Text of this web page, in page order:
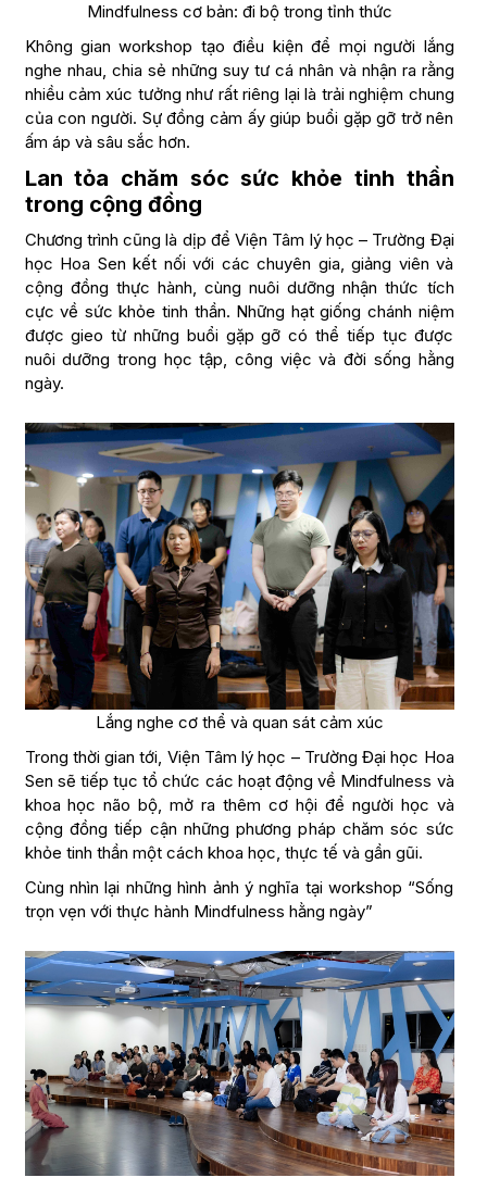
Mindfulness cơ bản: đi bộ trong tỉnh thức
Không gian workshop tạo điều kiện để mọi người lắng
nghe nhau, chia sẻ những suy tư cá nhân và nhận ra rằng
nhiều cảm xúc tưởng như rất riêng lại là trải nghiệm chung
của con người. Sự đồng cảm ấy giúp buổi gặp gỡ trở nên
ấm áp và sâu sắc hơn.
Lan tỏa chăm sóc sức khỏe tinh thần
trong cộng đồng
Chương trình cũng là dịp để Viện Tâm lý học – Trường Đại
học Hoa Sen kết nối với các chuyên gia, giảng viên và
cộng đồng thực hành, cùng nuôi dưỡng nhận thức tích
cực về sức khỏe tinh thần. Những hạt giống chánh niệm
được gieo từ những buổi gặp gỡ có thể tiếp tục được
nuôi dưỡng trong học tập, công việc và đời sống hằng
ngày.
Lắng nghe cơ thể và quan sát cảm xúc
Trong thời gian tới, Viện Tâm lý học – Trường Đại học Hoa
Sen sẽ tiếp tục tổ chức các hoạt động về Mindfulness và
khoa học não bộ, mở ra thêm cơ hội để người học và
cộng đồng tiếp cận những phương pháp chăm sóc sức
khỏe tinh thần một cách khoa học, thực tế và gần gũi.
Cùng nhìn lại những hình ảnh ý nghĩa tại workshop “Sống
trọn vẹn với thực hành Mindfulness hằng ngày”